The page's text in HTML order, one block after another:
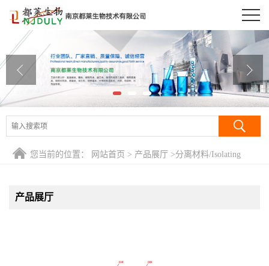
公司首页
公司介绍
公司动态
产品展厅
证书荣誉
您当前的位置： 网站首页 > 产品展厅 >分离材料/Isolating
产品展厅